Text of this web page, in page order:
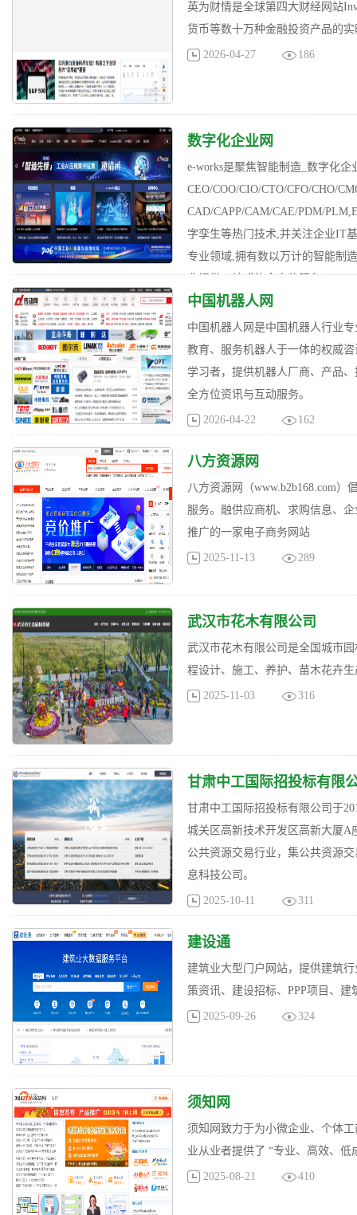
英为财情是全球第四大财经网站
货币等数十万种金融投资产品的
2026-04-27 186
数字化企业网
e-works是聚焦智能制造_数字化
CEO/COO/CIO/CTO/CFO/CHO/
CAD/CAPP/CAM/CAE/PDM/
字孪生等热门技术,并关注企业IT
专业领域,拥有数以万计的智能制
业提供一站式的全方位服务。
2026-04-24
中国机器人网
中国机器人网是中国机器人行业
教育、服务机器人于一体的权威
学习者，提供机器人厂商、产品
全方位资讯与互动服务。
2026-04-22 162
八方资源网
八方资源网（www.b2b168.com
服务。融供应商机、求购信息、
推广的一家电子商务网站
2025-11-13 289
武汉市花木有限公司
武汉市花木有限公司是全国城市
程设计、施工、养护、苗木花卉
2025-11-03 316
甘肃中工国际招投标有限
甘肃中工国际招投标有限公司于
城关区高新技术开发区高新大厦A
公共资源交易行业，集公共资源
息科技公司。
2025-10-11 311
建设通
建筑业大型门户网站，提供建筑
策资讯、建设招标、PPP项目、
2025-09-26 324
须知网
须知网致力于为小微企业、个体
业从业者提供了 “专业、高效、
2025-08-21 410